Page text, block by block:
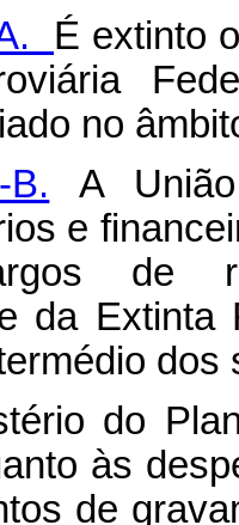
É extinto
no
A
e
de
da Extinta
dos
do
às
de